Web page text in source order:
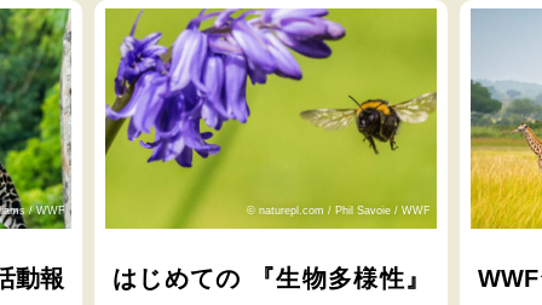
/ WWF
動報
© naturepl.com / Phil Savoie / WWF
はじめての 『生物多様性』